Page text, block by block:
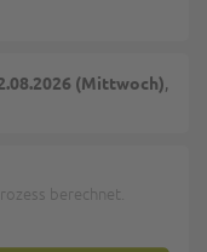
(Mittwoch),
berechnet.